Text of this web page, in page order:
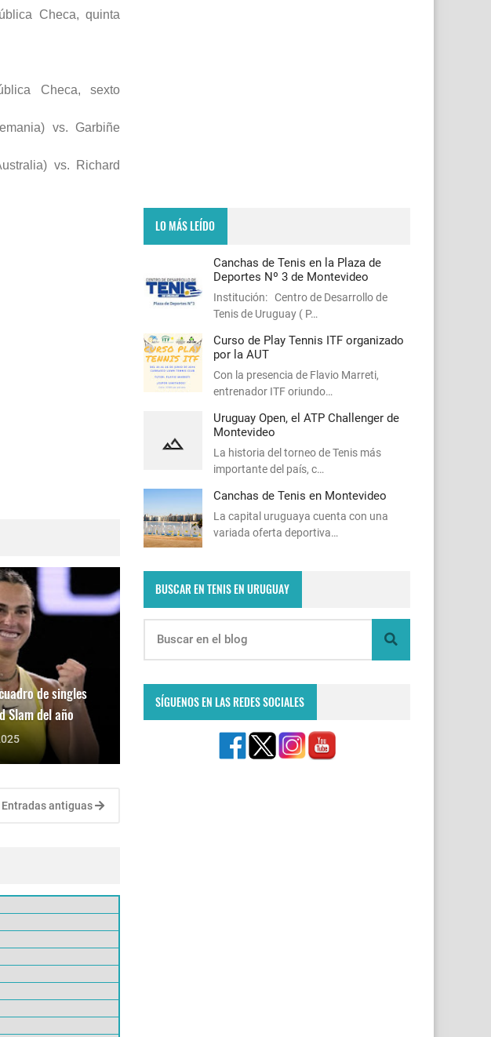
Checa, quinta
Checa, sexto
vs. Garbiñe
vs. Richard
de singles
Slam del año
Entradas antiguas
LO MÁS LEÍDO
Canchas de Tenis en la Plaza de
Deportes Nº 3 de Montevideo
Institución: Centro de Desarrollo de
Tenis de Uruguay ( P…
Curso de Play Tennis ITF organizado
por la AUT
Con la presencia de Flavio Marreti,
entrenador ITF oriundo…
Uruguay Open, el ATP Challenger de
Montevideo
La historia del torneo de Tenis más
importante del país, c…
Canchas de Tenis en Montevideo
La capital uruguaya cuenta con una
variada oferta deportiva…
BUSCAR EN TENIS EN URUGUAY
SÍGUENOS EN LAS REDES SOCIALES